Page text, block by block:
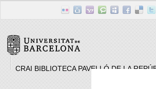
CRAI BIBLIOTECA PAVELLÓ DE LA